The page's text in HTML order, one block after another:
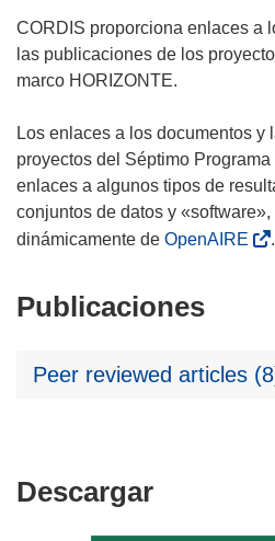
CORDIS proporciona enlaces a
las publicaciones de los
marco HORIZONTE.
Los enlaces a los documentos
proyectos del Séptimo
enlaces a algunos tipos de
conjuntos de datos y
dinámicamente de OpenAIRE .
Publicaciones
Peer reviewed articles
DescargarDescargar